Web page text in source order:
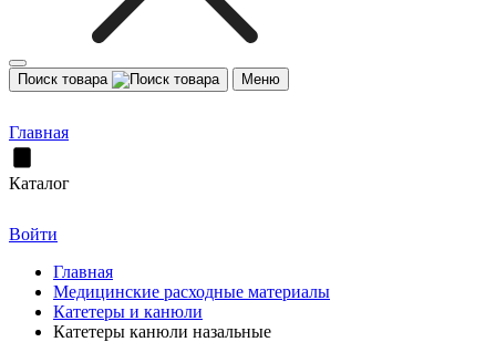
Поиск товара Меню
Главная
Каталог
Войти
Главная
Медицинские расходные материалы
Катетеры и канюли
Катетеры канюли назальные